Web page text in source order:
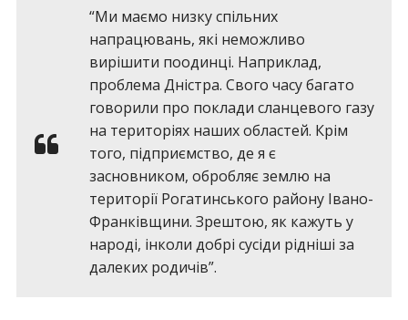
“Ми маємо низку спільних
напрацювань, які неможливо
вирішити поодинці. Наприклад,
проблема Дністра. Свого часу багато
говорили про поклади сланцевого газу
на територіях наших областей. Крім
того, підприємство, де я є
засновником, обробляє землю на
території Рогатинського району Івано-
Франківщини. Зрештою, як кажуть у
народі, інколи добрі сусіди рідніші за
далеких родичів”.